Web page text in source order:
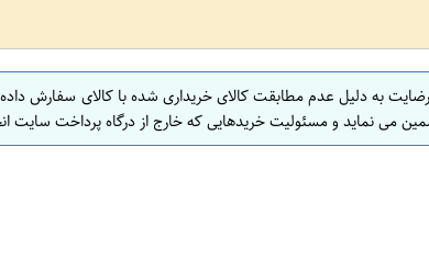
به دلیل عدم مطابقت کالای خریداری شده با کالای سفارش
می نماید و مسئولیت خریدهایی که خارج از درگاه پرداخت سایت